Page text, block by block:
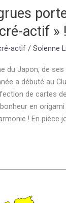
actif » !
actif / Solenne
du Japon, de
a débuté au
de cartes
en origami
! En pièce